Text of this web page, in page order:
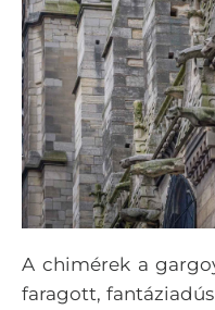
A chimérek a
faragott,